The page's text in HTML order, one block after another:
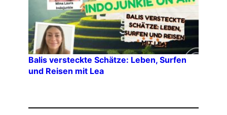
Balis versteckte Schätze: Leben, Surfen
und Reisen mit Lea